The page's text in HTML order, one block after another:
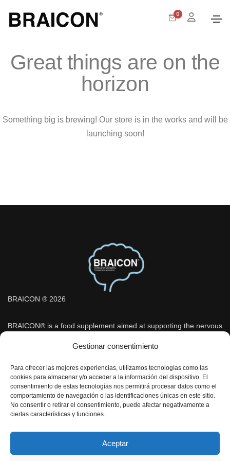
Gestionar consentimiento
Para ofrecer las mejores experiencias, utilizamos tecnologías como las
cookies para almacenar y/o acceder a la información del dispositivo. El
consentimiento de estas tecnologías nos permitirá procesar datos como el
comportamiento de navegación o las identificaciones únicas en este sitio.
No consentir o retirar el consentimiento, puede afectar negativamente a
ciertas características y funciones.
Aceptar
0
Great things are on the
horizon
Something big is brewing! Our store is in the works and will be
launching soon!
BRAICON ® 2026
BRAICON® is a food supplement aimed at supporting the nervous
Medical information about BRAICON®-Buy BRAICON®
BRAICON® 2026
-Cookies Policy
cancellation/return policy-Quality policy